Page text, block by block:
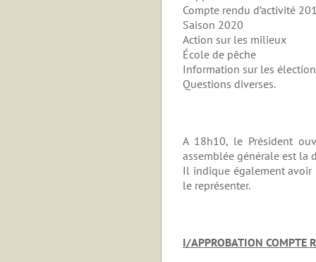
Compte rendu d’activité
Saison 2020
Action sur les milieux
École de pêche
Information sur les
Questions diverses.
A 18h10, le Président
assemblée générale est la
Il indique également avoir
le représenter.
I/APPROBATION COMPTE